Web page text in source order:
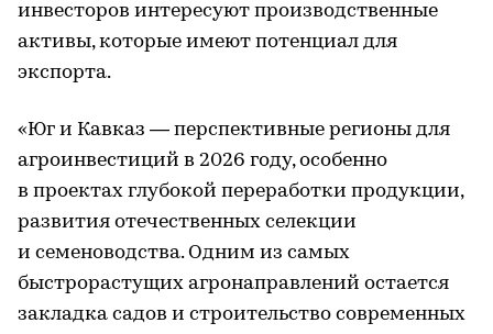
инвесторов интересуют производственные
активы, которые имеют потенциал для
экспорта.
«Юг и Кавказ — перспективные регионы для
агроинвестиций в 2026 году, особенно
в проектах глубокой переработки продукции,
развития отечественных селекции
и семеноводства. Одним из самых
быстрорастущих агронаправлений остается
закладка садов и строительство современных